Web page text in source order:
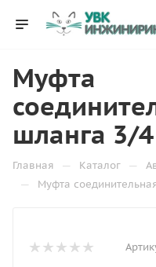
Муфта
шланга 3/4
Главная — Каталог —
— Муфта